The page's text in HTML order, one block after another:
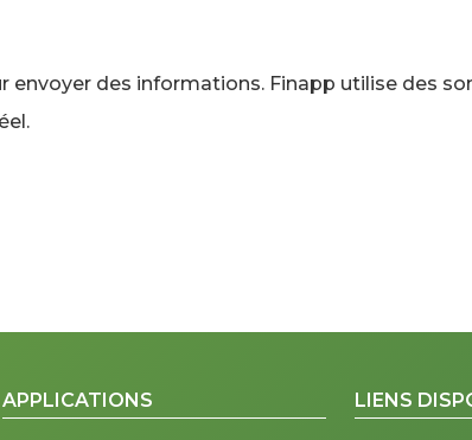
des informations. Finapp utilise des
APPLICATIONS LIENS